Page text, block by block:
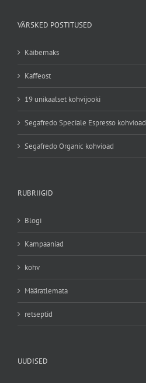
VÄRSKED POSTITUSED
Käibemaks
Kaffeost
19 unikaalset kohvijooki
Segafredo Speciale Espresso kohvioad
Segafredo Organic kohvioad
RUBRIIGID
Blogi
Kampaaniad
kohv
Määratlemata
retseptid
UUDISED